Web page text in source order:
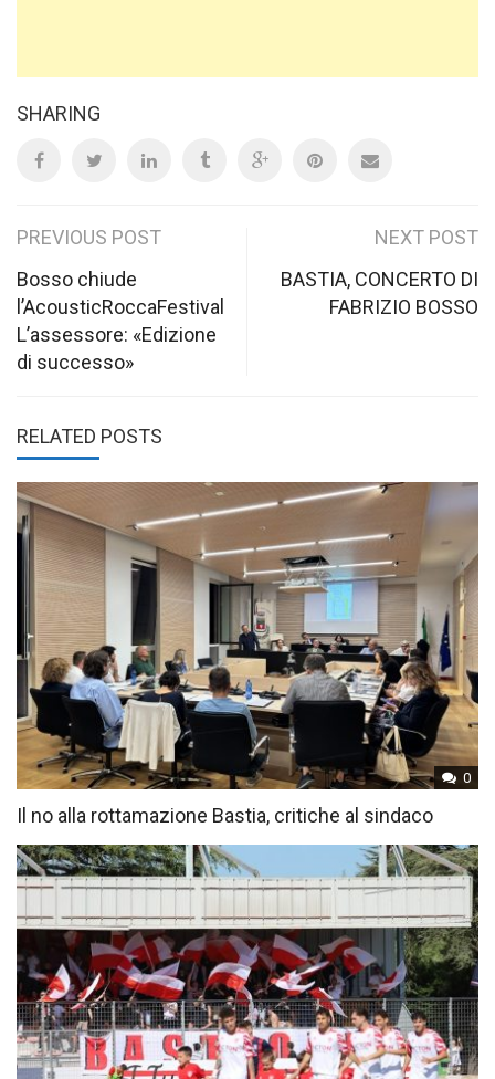
SHARING
Post
navigation
PREVIOUS POST
Bosso chiude
l’AcousticRoccaFestival
L’assessore: «Edizione
di successo»
NEXT POST
BASTIA, CONCERTO DI
FABRIZIO BOSSO
RELATED POSTS
0
Il no alla rottamazione Bastia, critiche al sindaco